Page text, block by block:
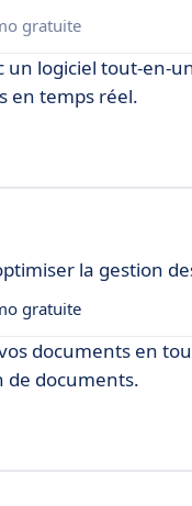
gratuite
un logiciel tout-en-
en temps réel.
la gestion
gratuite
documents en
de documents.